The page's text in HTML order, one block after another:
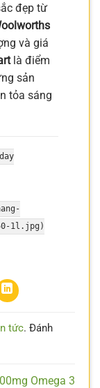
đẹp từ
và giá
là điểm
sản
tỏa sáng
1l.jpg)
tức. Đánh
Omega 3